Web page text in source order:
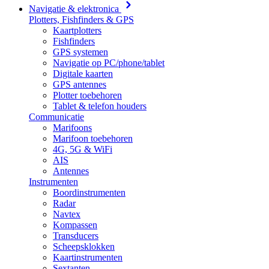
Navigatie & elektronica
Plotters, Fishfinders & GPS
Kaartplotters
Fishfinders
GPS systemen
Navigatie op PC/phone/tablet
Digitale kaarten
GPS antennes
Plotter toebehoren
Tablet & telefon houders
Communicatie
Marifoons
Marifoon toebehoren
4G, 5G & WiFi
AIS
Antennes
Instrumenten
Boordinstrumenten
Radar
Navtex
Kompassen
Transducers
Scheepsklokken
Kaartinstrumenten